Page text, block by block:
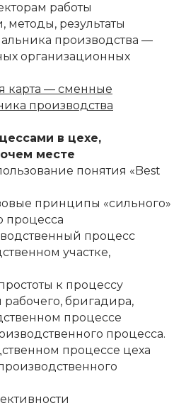
работы
результаты
производства —
организационных
карта — сменные
производства
в цехе,
месте
понятия «Best
принципы «сильного»
процесса
процесс
участке,
к процессу
бригадира,
процессе
процесса.
процессе цеха